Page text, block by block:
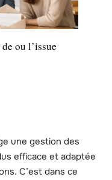
ou l’issue
une gestion des
efficace et adaptée
C’est dans ce